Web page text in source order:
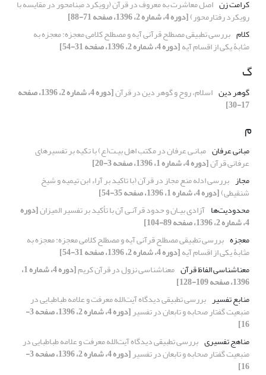
کرامت زن اصل معاشرت به معروف در قرآن (رویکرد مبنامحور در مقایسه با
رویکرد رفتارمحور)[دوره 4، شماره 2، 1396، صفحه 71-88]
کلام بررسی تطبیقی مصطلح قرآنی آیه و مصطلح کلامی معجزه: معجزه به
مثابۀ یکی از اقسام آیه[دوره 4، شماره 2، 1396، صفحه 31-54]
گ
گوهر دین اسلام، روح و گوهر دین در قرآن [دوره 4، شماره 2، 1396، صفحه
17-30]
م
مبانی عرفان مبانـی عرفان در مکتب اهل بیـت(ع) با تکیه بر تفسیرهای
عرفانی قرآن[دوره 4، شماره 1، 1396، صفحه 3-20]
مجاز بررسی ادله منع مجاز در قرآن (با تاکید بر آراء ابن تیمیه و شیخ
شنقیطی)[دوره 4، شماره 1، 1396، صفحه 35-54]
محدودیت‌ها آزادی بیـان و حدود قرآنـی آن با تأکید بر تفسیر المیزان[دوره
4، شماره 2، 1396، صفحه 89-104]
معجزه بررسی تطبیقی مصطلح قرآنی آیه و مصطلح کلامی معجزه: معجزه به
مثابۀ یکی از اقسام آیه[دوره 4، شماره 2، 1396، صفحه 31-54]
معناشناسی الفاظ قرآن معناشناسی نزول در قرآن کریم [دوره 4، شماره 1،
1396، صفحه 109-128]
منابع تفسیر بررسی تطبیقی دیدگاه آیت‌الله معرفت و علامه طباطبایی در
منبعیت گفتار صحابه و تابعان در تفسیر [دوره 4، شماره 2، 1396، صفحه 3-
16]
مناهج تفسیری بررسی تطبیقی دیدگاه آیت‌الله معرفت و علامه طباطبایی در
منبعیت گفتار صحابه و تابعان در تفسیر [دوره 4، شماره 2، 1396، صفحه 3-
16]